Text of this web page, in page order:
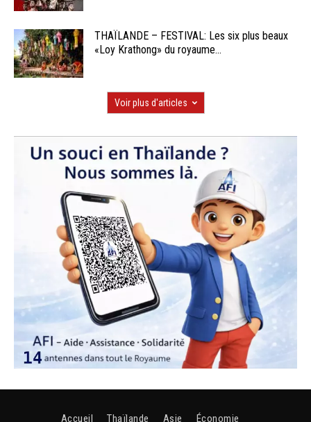
THAÏLANDE – FESTIVAL: Les six plus beaux
«Loy Krathong» du royaume...
Voir plus d'articles
Accueil Thaïlande Asie Économie